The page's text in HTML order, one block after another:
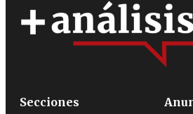
Secciones